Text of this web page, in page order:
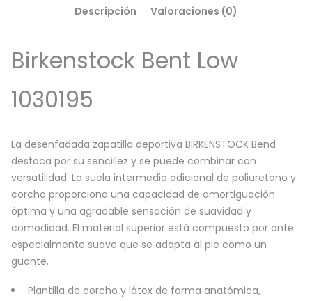
Descripción Valoraciones (0)
Birkenstock Bent Low
1030195
La desenfadada zapatilla deportiva BIRKENSTOCK Bend
destaca por su sencillez y se puede combinar con
versatilidad. La suela intermedia adicional de poliuretano y
corcho proporciona una capacidad de amortiguación
óptima y una agradable sensación de suavidad y
comodidad. El material superior está compuesto por ante
especialmente suave que se adapta al pie como un
guante.
Plantilla de corcho y látex de forma anatómica,